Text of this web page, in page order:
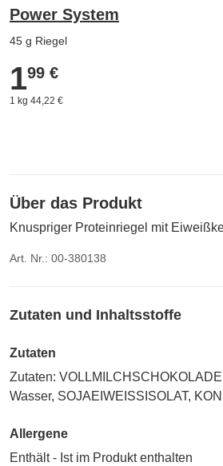
Power System
45 g Riegel
1,99 €
199 €
1 kg 44,22 €
Über das Produkt
Knuspriger Proteinriegel mit
Art. Nr.: 00-380138
Zutaten und Inhaltsstoffe
Zutaten
Zutaten:
Wasser, SOJAEIWEISSISOLAT,
Allergene
Enthält - Ist im Produkt enthalten